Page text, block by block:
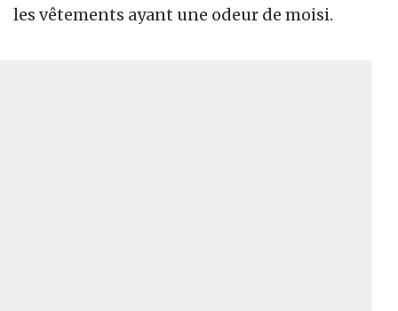
les vêtements ayant une odeur de moisi.